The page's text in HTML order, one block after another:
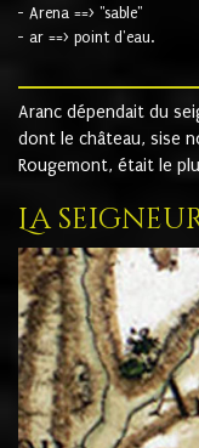
- Arena ==> "sable"
- ar ==> point d'eau.
Aranc dépendait du
dont le château, sise
Rougemont, était le
La